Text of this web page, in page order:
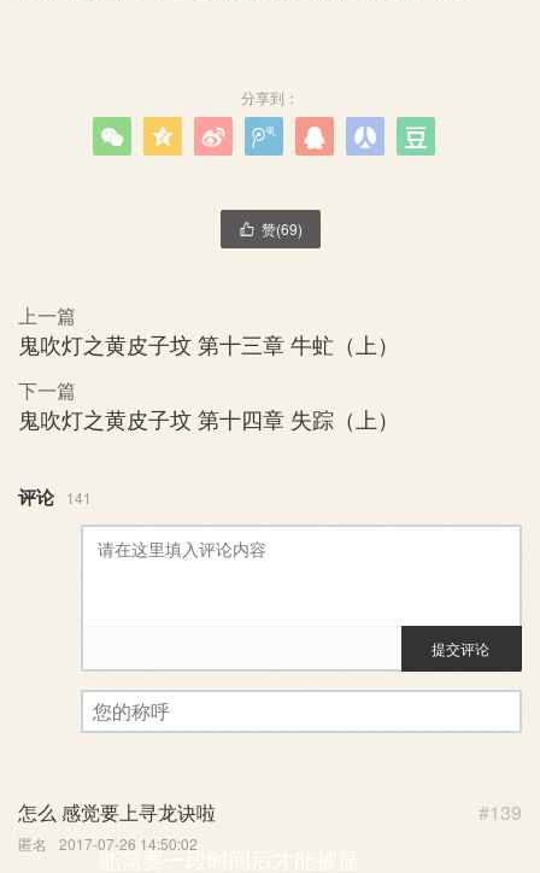
分享到：
      
 赞(69)
上一篇
鬼吹灯之黄皮子坟 第十三章 牛虻（上）
下一篇
鬼吹灯之黄皮子坟 第十四章 失踪（上）
评论 141
评论审核已启用。您的评论可
能需要一段时间后才能被显
提交评论
#139
怎么 感觉要上寻龙诀啦
匿名 2017-07-26 14:50:02